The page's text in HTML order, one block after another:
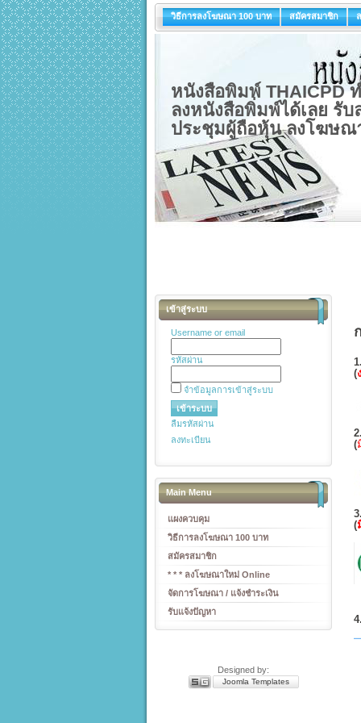
วิธีการลงโฆษณา 100 บาท สมัครสมาชิก
หนังสือพิมพ์ THAICPD
ลงหนังสือพิ่มพ์ได้เลย รับ
ประชุมผู้ถือหุ้น ลงโฆษ
เข้าสู่ระบบ
Username or email
รหัสผ่าน
จำข้อมูลการเข้าสู่ระบบ
ลืมรหัสผ่าน
ลงทะเบียน
Main Menu
แผงควบคุม
วิธีการลงโฆษณา 100 บาท
สมัครสมาชิก
* * * ลงโฆษณาใหม่ Online
จัดการโฆษณา / แจ้งชำระเงิน
รับแจ้งปัญหา
Designed by:
Joomla Templates
1.
(
2.
(
3.
(